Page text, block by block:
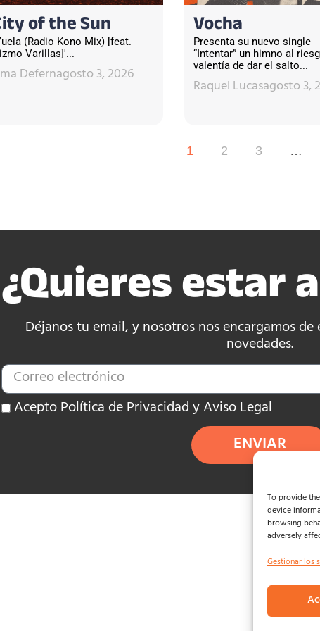
To provide
device
browsing
adversely
Gestionar los
of the Sun
(Radio Kono Mix) [feat.
Varillas]'...
Defernagosto 3, 2026
Vocha
Presenta su nuevo single
“Intentar” un himno al
valentía de dar el salto...
Raquel Lucasagosto 3,
1 2 3 …
¿Quieres estar
Déjanos tu email, y nosotros nos encargamos
novedades.
Acepto Política de Privacidad y Aviso Legal
ENVIAR